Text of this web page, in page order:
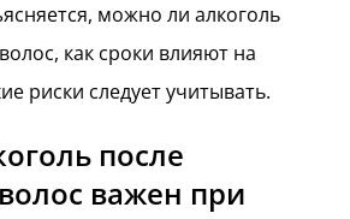
можно ли алкоголь
как сроки влияют на
риски следует учитывать.
после
важен при